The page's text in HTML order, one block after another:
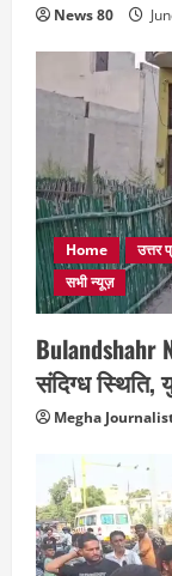
News 80
Home उत्तर
सभी न्यूज़
Bulandshahr
संदिग्ध स्थिति,
Megha